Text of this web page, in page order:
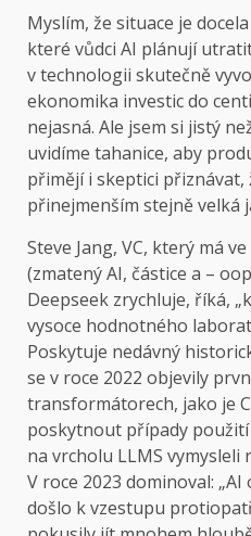
Myslím, že situace je
které vůdci AI plánují
v technologii skutečně
ekonomika investic do
nejasná. Ale jsem si jistý
uvidíme tahanice, aby
přimějí i skeptici přiznávat,
přinejmenším stejně velká
Steve Jang, VC, který má
(zmatený AI, částice a –
Deepseek zrychluje, říká,
vysoce hodnotného
Poskytuje nedávný
se v roce 2022 objevily
transformátorech, jako je
poskytnout případy
na vrcholu LLMS vymysleli
V roce 2023 dominoval:
došlo k vzestupu